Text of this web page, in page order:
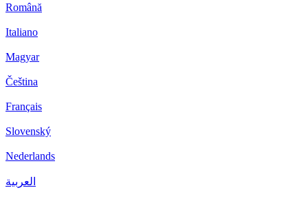
Română
Italiano
Magyar
Čeština
Français
Slovenský
Nederlands
العربية